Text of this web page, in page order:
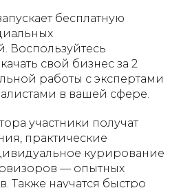
бесплатную
Воспользуйтесь
свой бизнес за 2
работы с экспертами
в вашей сфере.
участники получат
практические
курирование
— опытных
Также научатся быстро